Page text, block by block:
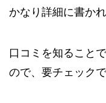
かなり詳細に書か
口コミを知ることで
ので、要チェックで